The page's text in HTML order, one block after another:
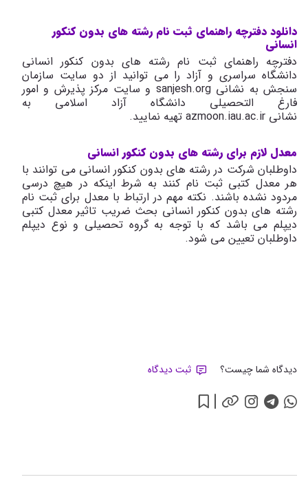
دانلود دفترچه راهنمای ثبت نام رشته های بدون کنکور
انسانی
دفترچه راهنمای ثبت نام رشته های بدون کنکور انسانی
دانشگاه سراسری و آزاد را می توانید از دو سایت سازمان
سنجش به نشانی sanjesh.org و سایت مرکز پذیرش و امور
فارغ التحصیلی دانشگاه آزاد اسلامی به
نشانی azmoon.iau.ac.ir تهیه نمایید.
معدل لازم برای رشته های بدون کنکور انسانی
داوطلبان شرکت در رشته های بدون کنکور انسانی می توانند با
هر معدل کتبی ثبت نام کنند به شرط اینکه در هیچ درسی
مردود نشده باشند. نکته مهم در ارتباط با معدل برای ثبت نام
رشته های بدون کنکور انسانی بحث ضریب تاثیر معدل کتبی
دیپلم می باشد که با توجه به گروه تحصیلی و نوع دیپلم
داوطلبان تعیین می شود.
دیدگاه شما چیست؟ ثبت دیدگاه